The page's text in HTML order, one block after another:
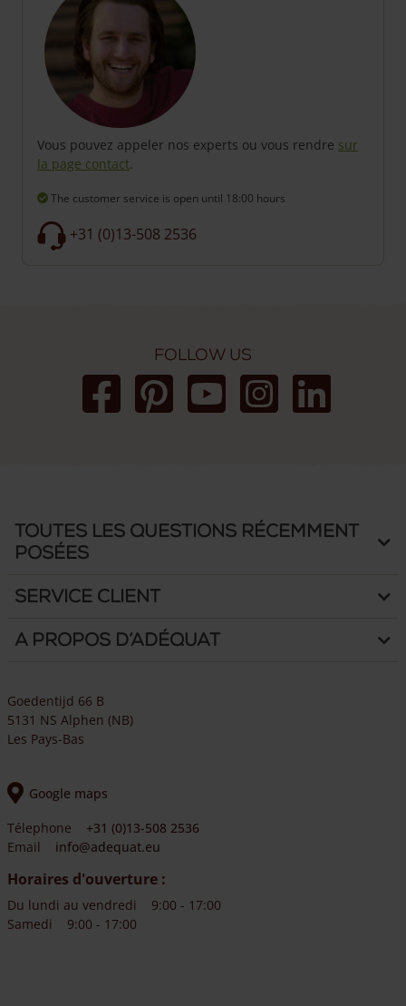
Vous pouvez appeler nos experts ou vous rendre sur
la page contact.
The customer service is open until 18:00 hours
+31 (0)13-508 2536
Follow us
Toutes les questions récemment
posées
Service client
A propos d’Adéquat
Goedentijd 66 B
5131 NS Alphen (NB)
Les Pays-Bas
Google maps
Télephone
+31 (0)13-508 2536
Email
info@adequat.eu
Horaires d'ouverture :
Du lundi au vendredi
9:00 - 17:00
Samedi
9:00 - 17:00